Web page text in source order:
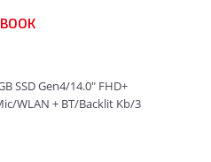
SSD Gen4/14.0" FHD+
WLAN + BT/Backlit Kb/3